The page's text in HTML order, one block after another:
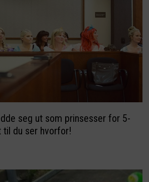
seg ut som prinsesser for 5-
til du ser hvorfor!